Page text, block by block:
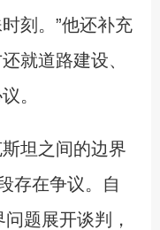
刻。”他还补充
就道路建设、
。
坦之间的边界
存在争议。自
题展开谈判，